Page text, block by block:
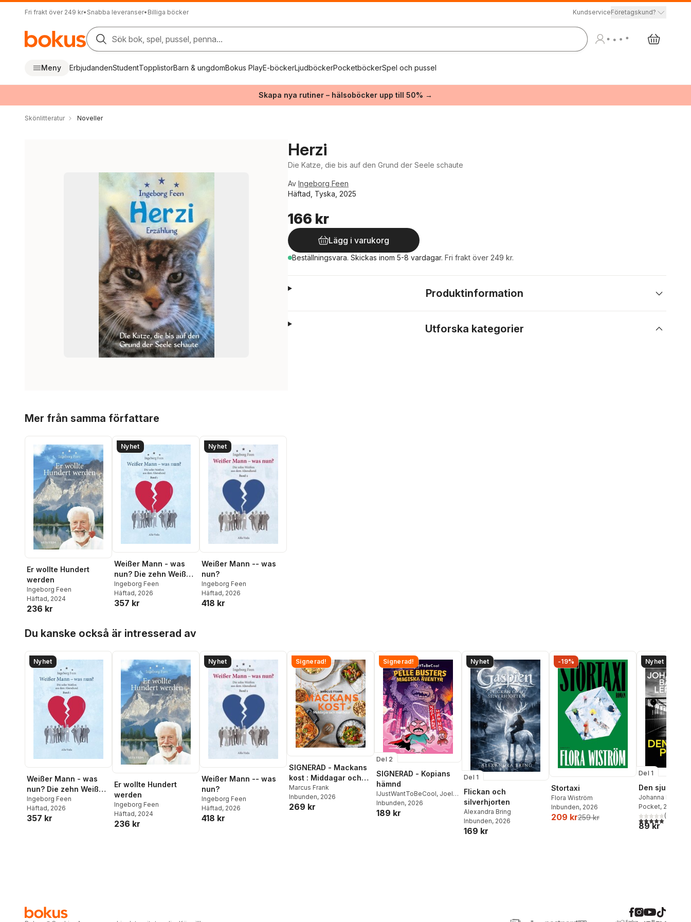
Fri frakt över 249 kr• Snabba leveranser• Billiga böcker KundserviceFöretagskund?
Sök bok, spel, pussel, penna...
Meny ErbjudandenStudentTopplistorBarn & ungdomBokus PlayE-böckerLjudböckerPocketböckerSpel och pussel
Skapa nya rutiner – hälsoböcker upp till 50% →
Skönlitteratur Noveller
Herzi
Die Katze, die bis auf den Grund der Seele schaute
Av Ingeborg Feen
Häftad, Tyska, 2025
166 kr
Lägg i varukorg
Beställningsvara. Skickas inom 5-8 vardagar. Fri frakt över 249 kr.
Produktinformation
Utforska kategorier
Mer från samma författare
Er wollte Hundert
werden
Ingeborg Feen
Häftad, 2024
236 kr
Nyhet
Weißer Mann - was
nun? Die zehn Weißen
aus dem Abendland
Band 1
Ingeborg Feen
Häftad, 2026
357 kr
Nyhet
Weißer Mann -- was
nun?
Ingeborg Feen
Häftad, 2026
418 kr
Du kanske också är intresserad av
Nyhet
Weißer Mann - was
nun? Die zehn Weißen
aus dem Abendland
Band 1
Ingeborg Feen
Häftad, 2026
357 kr
Er wollte Hundert
werden
Ingeborg Feen
Häftad, 2024
236 kr
Nyhet
Weißer Mann -- was
nun?
Ingeborg Feen
Häftad, 2026
418 kr
Signerad!
SIGNERAD - Mackans
kost : Middagar och
matlådor
Marcus Frank
Inbunden, 2026
269 kr
Signerad!
Del 2
SIGNERAD - Kopians
hämnd
IJustWantToBeCool, Joel
Adolphson,Emil Ejdemo
Beer ,Victor Beer
Inbunden, 2026
189 kr
Nyhet
Del 1
Flickan och
silverhjorten
Alexandra Bring
Inbunden, 2026
169 kr
-19%
Stortaxi
Flora Wiström
Inbunden, 2026
209 kr259 kr
Nyhet
Del 1
Den sjunde
Johanna
Lerneby
Pocket, 2026
5,0utav 5(
89 kr